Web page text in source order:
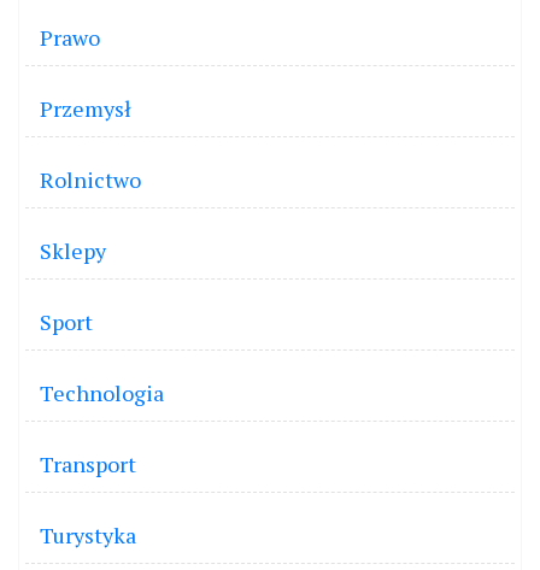
Prawo
Przemysł
Rolnictwo
Sklepy
Sport
Technologia
Transport
Turystyka